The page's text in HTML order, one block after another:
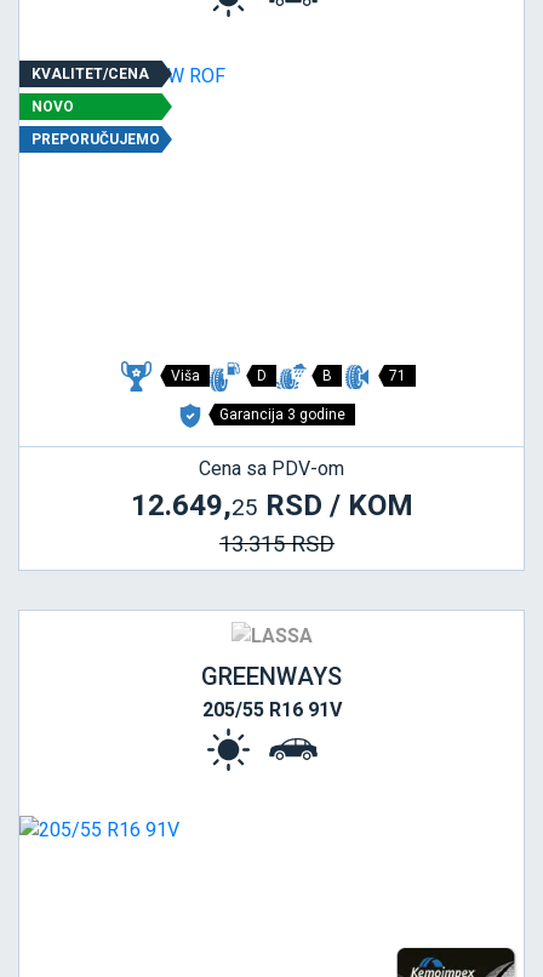
KVALITET/CENA
NOVO
PREPORUČUJEMO
Viša D B 71
Garancija 3 godine
Cena sa PDV-om
12.649,25 RSD / KOM
13.315 RSD
GREENWAYS
205/55 R16 91V